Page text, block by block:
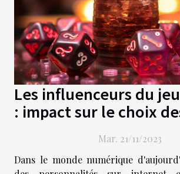
Les influenceurs du
: impact sur le choix
Mar. 21/11/2023
Dans le monde numérique